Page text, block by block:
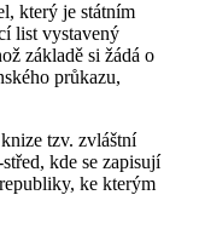
který je státním
list vystavený
základě si žádá o
průkazu,
tzv. zvláštní
kde se zapisují
ke kterým